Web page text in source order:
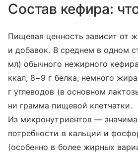
Состав кефира:
Пищевая ценность зависит от
и добавок. В среднем в одном
мл) обычного нежирного
ккал, 8−9 г белка, немного
г углеводов (в основном
ни грамма пищевой клетчатки.
Из микронутриентов —
потребности в кальции и
(особенно в более жирных